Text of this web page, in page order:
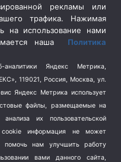
рекламы или
трафика. Нажимая
на использование нами
наша Политика
Яндекс Метрика,
119021, Россия, Москва, ул.
Яндекс Метрика использует
файлы, размещаемые на
их пользовательской
информация не может
помочь нам улучшить работу
вами данного сайта,